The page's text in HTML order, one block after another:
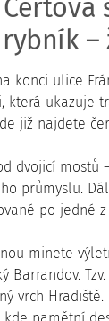
konci ulice
ukazuje
již najdete
dvojicí
průmyslu.
po jedné
minete
Barrandov.
vrch